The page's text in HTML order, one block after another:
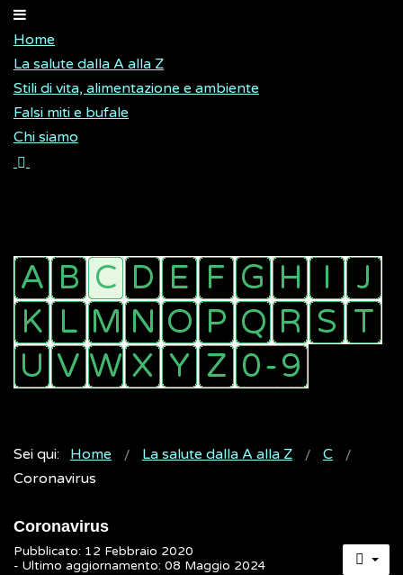
Home
La salute dalla A alla Z
Stili di vita, alimentazione e ambiente
Falsi miti e bufale
Chi siamo
Sei qui: Home La salute dalla A alla Z
C
Coronavirus
Coronavirus
Pubblicato: 12 Febbraio 2020
- Ultimo aggiornamento: 08 Maggio 2024